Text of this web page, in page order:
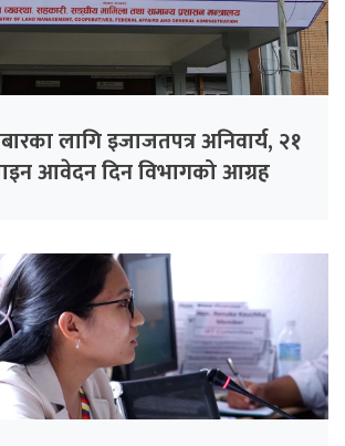
लागि इजाजतपत्र अनिवार्य, २१
आवेदन दिन विभागको आग्रह